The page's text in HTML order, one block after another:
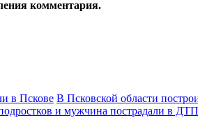
комментария.
в Пскове В Псковской области
и мужчина пострадали в